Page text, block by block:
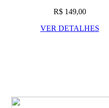
R$ 149,00
VER DETALHES